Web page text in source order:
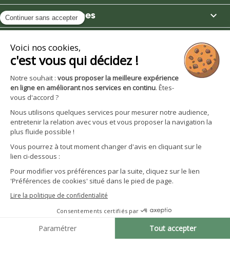
Moulin des Moines 
Avantages et services 
CGV particuliers
Politique de confidentialité